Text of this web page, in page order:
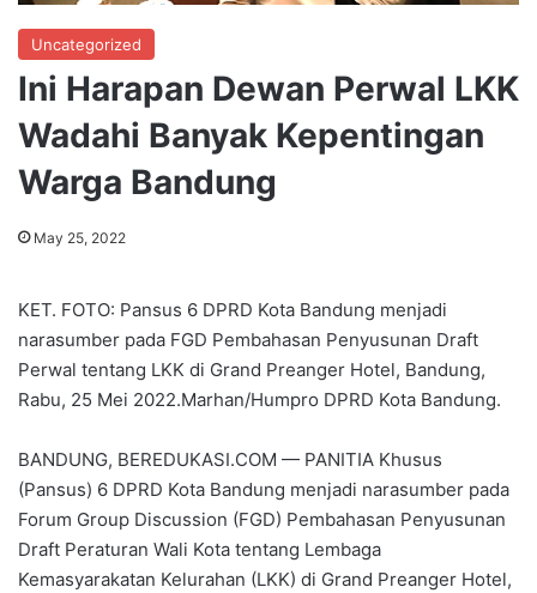
Uncategorized
Ini Harapan Dewan Perwal LKK
Wadahi Banyak Kepentingan
Warga Bandung
May 25, 2022
KET. FOTO: Pansus 6 DPRD Kota Bandung menjadi
narasumber pada FGD Pembahasan Penyusunan Draft
Perwal tentang LKK di Grand Preanger Hotel, Bandung,
Rabu, 25 Mei 2022.Marhan/Humpro DPRD Kota Bandung.
BANDUNG, BEREDUKASI.COM — PANITIA Khusus
(Pansus) 6 DPRD Kota Bandung menjadi narasumber pada
Forum Group Discussion (FGD) Pembahasan Penyusunan
Draft Peraturan Wali Kota tentang Lembaga
Kemasyarakatan Kelurahan (LKK) di Grand Preanger Hotel,